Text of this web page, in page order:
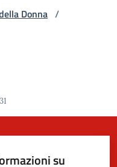
Donna /
su